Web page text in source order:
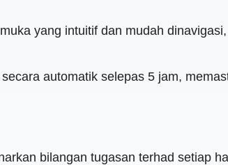
yang intuitif dan mudah
automatik selepas 5 jam,
bilangan tugasan terhad setiap